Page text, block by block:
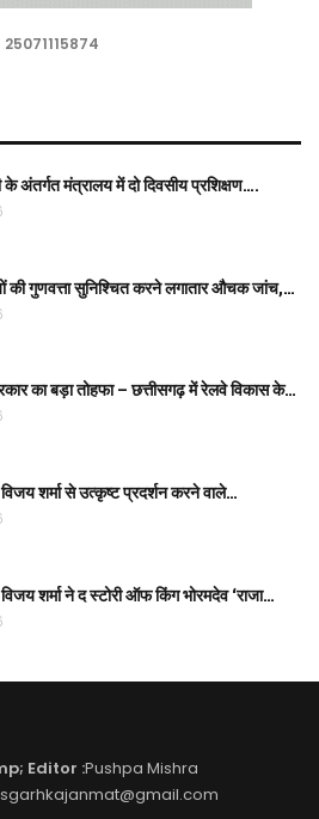
25071115874
के अंतर्गत मंत्रालय में दो दिवसीय प्रशिक्षण….
की गुणवत्ता सुनिश्चित करने लगातार औचक जांच,…
का बड़ा तोहफा – छत्तीसगढ़ में रेलवे विकास के…
शर्मा से उत्कृष्ट प्रदर्शन करने वाले…
शर्मा ने द स्टोरी ऑफ किंग भोरमदेव ‘राजा…
Editor :Pushpa Mishra